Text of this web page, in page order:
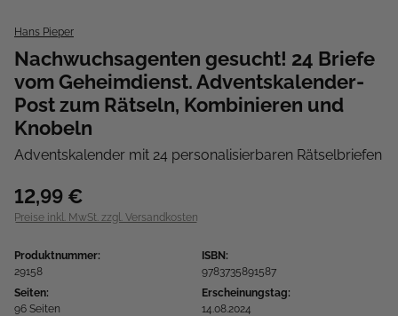
Hans Pieper
Nachwuchsagenten gesucht! 24 Briefe
vom Geheimdienst. Adventskalender-
Post zum Rätseln, Kombinieren und
Knobeln
Adventskalender mit 24 personalisierbaren Rätselbriefen
12,99 €
Preise inkl. MwSt. zzgl. Versandkosten
Produktnummer:
29158
ISBN:
9783735891587
Seiten:
96 Seiten
Erscheinungstag:
14.08.2024